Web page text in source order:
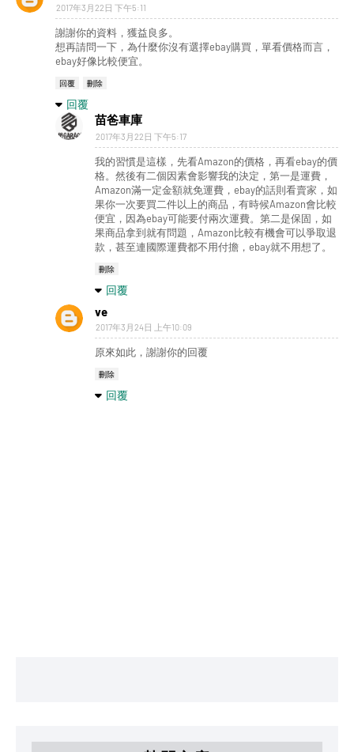
2017年3月22日 下午5:11
謝謝你的資料，獲益良多。
想再請問一下，為什麼你沒有選擇ebay購買，單看價格而言，
ebay好像比較便宜。
回覆 刪除
回覆
苗爸車庫
2017年3月22日 下午5:17
我的習慣是這樣，先看Amazon的價格，再看ebay的價
格。然後有二個因素會影響我的決定，第一是運費，
Amazon滿一定金額就免運費，ebay的話則看賣家，如
果你一次要買二件以上的商品，有時候Amazon會比較
便宜，因為ebay可能要付兩次運費。第二是保固，如
果商品拿到就有問題，Amazon比較有機會可以爭取退
款，甚至連國際運費都不用付擔，ebay就不用想了。
刪除
回覆
ve
2017年3月24日 上午10:09
原來如此，謝謝你的回覆
刪除
回覆